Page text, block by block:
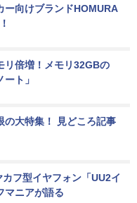
ー向けブランドHOMURA
リ倍増！メモリ32GBの
ート」
の大特集！ 見どころ記事
フ型イヤフォン「UU2イ
マニアが語る